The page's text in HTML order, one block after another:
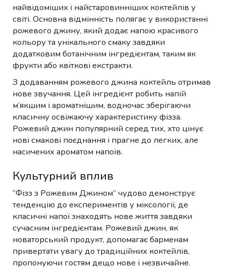
найвідоміших і найстаровинніших коктейлів у
світі. Основна відмінність полягає у використанні
рожевого джину, який додає напою красивого
кольору та унікального смаку завдяки
додатковим ботанічним інгредієнтам, таким як
фрукти або квіткові екстракти.
З додаванням рожевого джина коктейль отримав
нове звучання. Цей інгредієнт робить напій
м’якшим і ароматнішим, водночас зберігаючи
класичну освіжаючу характеристику фізза.
Рожевий джин популярний серед тих, хто цінує
нові смакові поєднання і прагне до легких, але
насичених ароматом напоїв.
Культурний вплив
“Фізз з Рожевим Джином” чудово демонструє
тенденцію до експериментів у міксології, де
класичні напої знаходять нове життя завдяки
сучасним інгредієнтам. Рожевий джин, як
новаторський продукт, допомагає барменам
привертати увагу до традиційних коктейлів,
пропонуючи гостям дещо нове і незвичайне.